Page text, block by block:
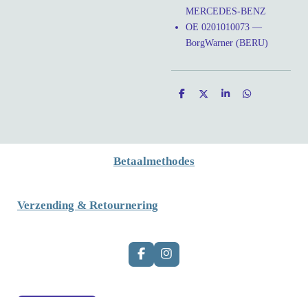
MERCEDES-BENZ
OE 0201010073 —
BorgWarner (BERU)
D
D
S
D
Betaalmethodes
Verzending & Retournering
F
a
I
n